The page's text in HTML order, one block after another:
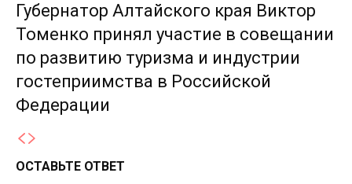
Губернатор Алтайского края Виктор
Томенко принял участие в совещании
по развитию туризма и индустрии
гостеприимства в Российской
Федерации
ОСТАВЬТЕ ОТВЕТ